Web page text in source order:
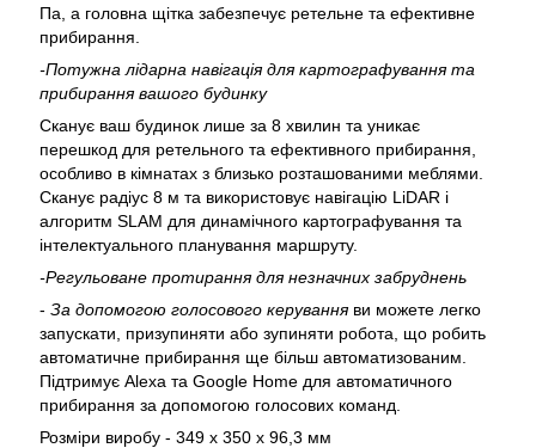
Па, а головна щітка забезпечує ретельне та ефективне
прибирання.
-Потужна лідарна навігація для картографування та
прибирання вашого будинку
Сканує ваш будинок лише за 8 хвилин та уникає
перешкод для ретельного та ефективного прибирання,
особливо в кімнатах з близько розташованими меблями.
Сканує радіус 8 м та використовує навігацію LiDAR і
алгоритм SLAM для динамічного картографування та
інтелектуального планування маршруту.
-Регульоване протирання для незначних забруднень
- За допомогою голосового керуванняви можете легко
запускати, призупиняти або зупиняти робота, що робить
автоматичне прибирання ще більш автоматизованим.
Підтримує Alexa та Google Home для автоматичного
прибирання за допомогою голосових команд.
Розміри виробу - 349 x 350 x 96,3 мм